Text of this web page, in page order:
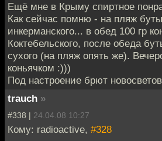
Ещё мне в Крыму спиртное
Как сейчас помню - на пляж
инкерманского... в обед 100 гр
Коктебельского, после обеда
сухого (на пляж опять же).
коньячком :)))
Под настроение брют
trauch »
#338 | 24.04.08 10:27
Кому: radioactive, #328